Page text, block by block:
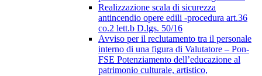
Realizzazione scala di sicurezza
antincendio opere edili -procedura art.36
co.2 lett.b D.lgs. 50/16
Avviso per il reclutamento tra il personale
interno di una figura di Valutatore – Pon-
FSE Potenziamento dell’educazione al
patrimonio culturale, artistico,